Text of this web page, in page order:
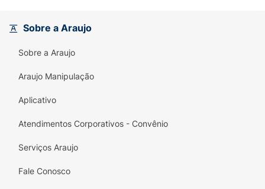
Sobre a Araujo
Sobre a Araujo
Araujo Manipulação
Aplicativo
Atendimentos Corporativos - Convênio
Serviços Araujo
Fale Conosco